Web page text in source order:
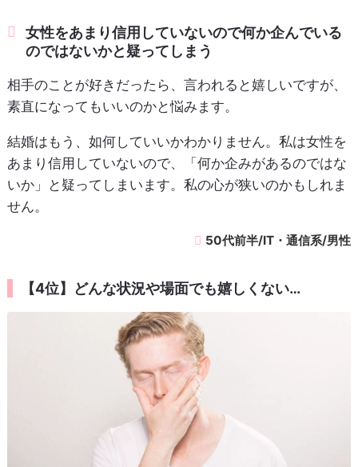
女性をあまり信用していないので何か企んでいる
のではないかと疑ってしまう
相手のことが好きだったら、言われると嬉しいですが、
素直になってもいいのかと悩みます。
結婚はもう、如何していいかわかりません。私は女性を
あまり信用していないので、「何か企みがあるのではな
いか」と疑ってしまいます。私の心が狭いのかもしれま
せん。
50代前半/IT・通信系/男性
【4位】どんな状況や場面でも嬉しくない…